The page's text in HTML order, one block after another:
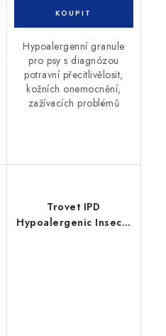
Hypoalergenní granule
pro psy s diagnózou
potravní přecitlivělosit,
kožních onemocnění,
zažívacích problémů
Trovet IPD
Hypoalergenic Insects